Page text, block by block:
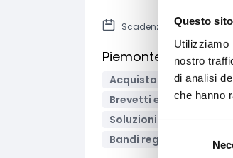
Questo
Utilizziamo
nostro
di analisi
che hanno
del
Scadenza: Ad
Piemonte - Misure
Acquisto macchinari
Brevetti e licenze
Soluzioni Hardware e/
Bandi regionali / locali